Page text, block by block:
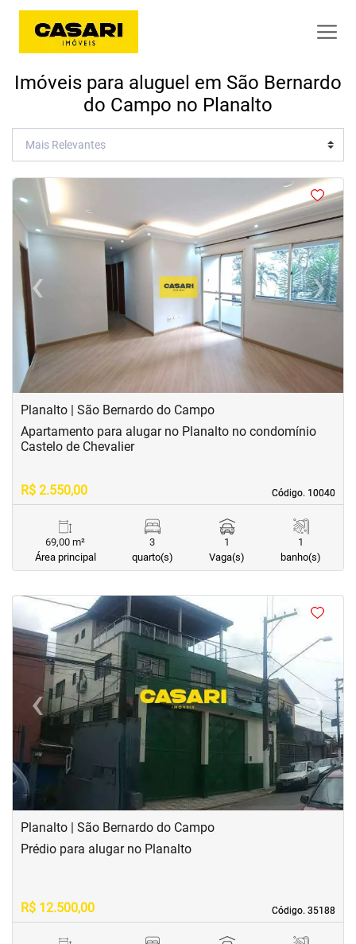
Imóveis para aluguel em São Bernardo
do Campo no Planalto
<
‹Previous ›Next
Planalto | São Bernardo do Campo
Código. 10040
Código. 10040
Apartamento para alugar no Planalto no condomínio
Castelo de Chevalier
R$ 2.550,00
69,00 m²
Área principal
3
quarto(s)
1
Vaga(s)
1
banho(s)
<<
‹
Previous ›Next
Planalto | São Bernardo do Campo
Código. 35188
Código. 35188
Prédio para alugar no Planalto
R$ 12.500,00